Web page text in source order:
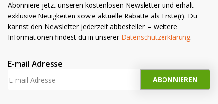
Abonniere jetzt unseren kostenlosen Newsletter und erhalt
exklusive Neuigkeiten sowie aktuelle Rabatte als Erste(r). Du
kannst den Newsletter jederzeit abbestellen – weitere
Informationen findest du in unserer Datenschutzerklärung.
E-mail Adresse